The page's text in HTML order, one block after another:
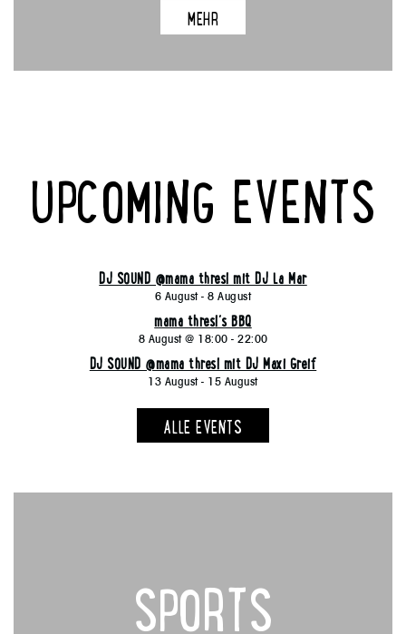
MEHR
UPCOMING EVENTS
DJ SOUND @mama thresl mit DJ La Mar
6 August-8 August
mama thresl´s BBQ
8 August @ 18:00 - 22:00
DJ SOUND @mama thresl mit DJ Maxi Greif
13 August- 15 August
ALLE EVENTS
SPORTS